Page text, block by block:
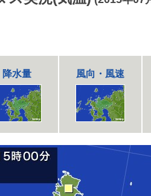
降水量 風向・風速